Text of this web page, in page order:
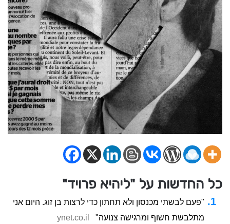
כל החדשות על "ליהיא פרויד"
"פעם לבשתי מכנסון ולא תחתון כדי לרצות בן זוג. היום אני
מתלבשת חשוף ומרגישה צנועה"
ynet.co.il